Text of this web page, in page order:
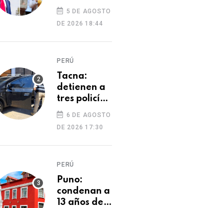
elevan
tensión
diplomática
tras retiro
embajadora
en
Washington
5 DE AGOSTO
DE 2026 18:44
PERÚ
Tacna:
detienen a
tres policías
investigados
por presunto
cambio de
cocaína por
cobros
ilegales
6 DE AGOSTO
DE 2026 17:30
PERÚ
Puno:
condenan a
13 años de